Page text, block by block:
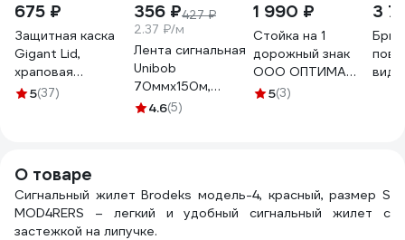
675 ₽
Защитная каска
Gigant Lid,
храповая
регулировка,
5(37)
356 ₽427 ₽
2.37 ₽/м
Лента сигнальная
Unibob
70ммх150м,
красно-белая, в
4.6(5)
1 990 ₽
Стойка на 1
дорожный знак
ООО ОПТИМА
СЕРВИС
5(3)
3
О товаре
Сигнальный жилет Brodeks модель-4, красный, размер S
MOD4RERS – легкий и удобный сигнальный жилет с
застежкой на липучке.